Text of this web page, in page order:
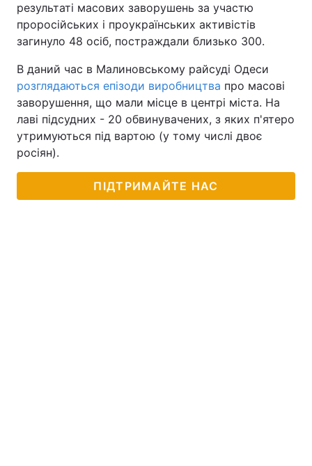
результаті масових заворушень за участю
проросійських і проукраїнських активістів
загинуло 48 осіб, постраждали близько 300.
В даний час в Малиновському райсуді Одеси
розглядаються епізоди виробництва про масові
заворушення, що мали місце в центрі міста. На
лаві підсудних - 20 обвинувачених, з яких п'ятеро
утримуються під вартою (у тому числі двоє
росіян).
ПІДТРИМАЙТЕ НАС